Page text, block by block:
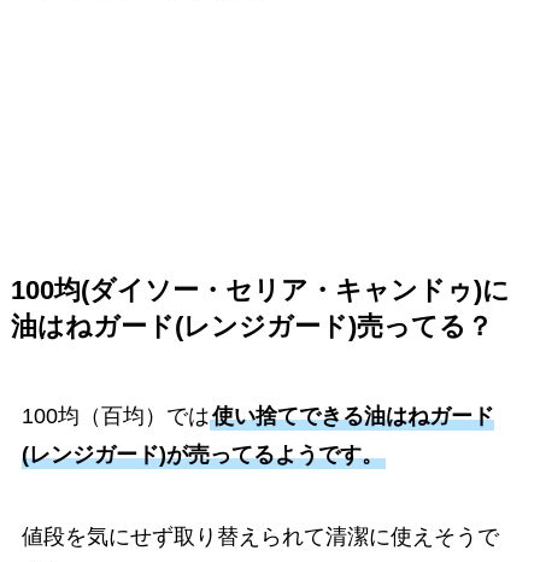
100均(ダイソー・セリア・キャンドゥ)に
油はねガード(レンジガード)売ってる？
100均（百均）では使い捨てできる油はねガード
(レンジガード)が売ってるようです。
値段を気にせず取り替えられて清潔に使えそうで